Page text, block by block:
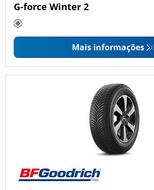
G-force Winter 2
Mais informações